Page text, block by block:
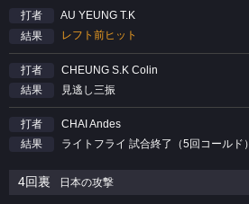
打者
AU YEUNG T.K
結果
レフト前ヒット
打者
CHEUNG S.K Colin
結果
見逃し三振
打者
CHAI Andes
結果
ライトフライ 試合終了（5回コールド）
4回裏 日本の攻撃